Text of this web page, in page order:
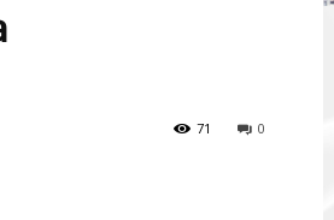
0
71